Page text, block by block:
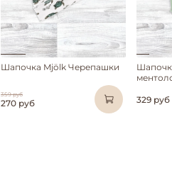
Шапочка Mjölk Черепашки
359 руб
270 руб 329 руб